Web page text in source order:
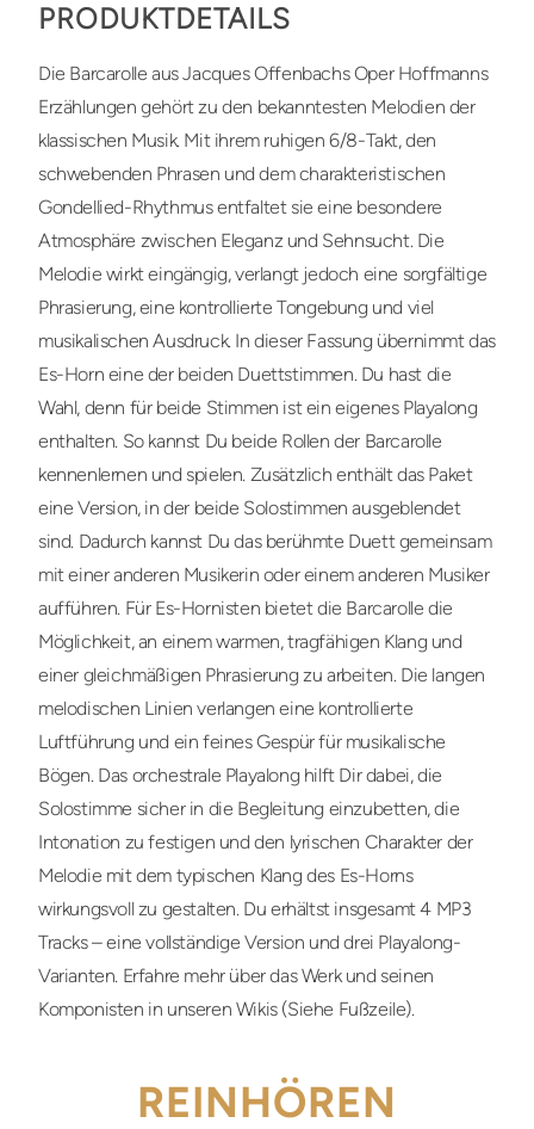
PRODUKTDETAILS
Die Barcarolle aus Jacques Offenbachs Oper Hoffmanns
Erzählungen gehört zu den bekanntesten Melodien der
klassischen Musik. Mit ihrem ruhigen 6/8-Takt, den
schwebenden Phrasen und dem charakteristischen
Gondellied-Rhythmus entfaltet sie eine besondere
Atmosphäre zwischen Eleganz und Sehnsucht. Die
Melodie wirkt eingängig, verlangt jedoch eine sorgfältige
Phrasierung, eine kontrollierte Tongebung und viel
musikalischen Ausdruck. In dieser Fassung übernimmt das
Es-Horn eine der beiden Duettstimmen. Du hast die
Wahl, denn für beide Stimmen ist ein eigenes Playalong
enthalten. So kannst Du beide Rollen der Barcarolle
kennenlernen und spielen. Zusätzlich enthält das Paket
eine Version, in der beide Solostimmen ausgeblendet
sind. Dadurch kannst Du das berühmte Duett gemeinsam
mit einer anderen Musikerin oder einem anderen Musiker
aufführen. Für Es-Hornisten bietet die Barcarolle die
Möglichkeit, an einem warmen, tragfähigen Klang und
einer gleichmäßigen Phrasierung zu arbeiten. Die langen
melodischen Linien verlangen eine kontrollierte
Luftführung und ein feines Gespür für musikalische
Bögen. Das orchestrale Playalong hilft Dir dabei, die
Solostimme sicher in die Begleitung einzubetten, die
Intonation zu festigen und den lyrischen Charakter der
Melodie mit dem typischen Klang des Es-Horns
wirkungsvoll zu gestalten. Du erhältst insgesamt 4 MP3
Tracks – eine vollständige Version und drei Playalong-
Varianten. Erfahre mehr über das Werk und seinen
Komponisten in unseren Wikis (Siehe Fußzeile).
REINHÖREN